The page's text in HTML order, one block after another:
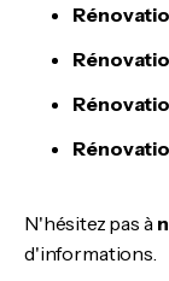
N'hésitez pas à
d'informations.